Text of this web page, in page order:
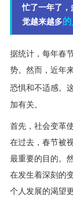
忙了一年了
觉越来越多
据统计，每年春
势。然而，近年
恐惧和不适感。
加有关。
首先，社会变革
在过去，春节被
最重要的目的。
在发生着深刻的
个人发展的渴望